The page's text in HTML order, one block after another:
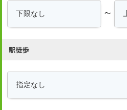
～
駅徒歩